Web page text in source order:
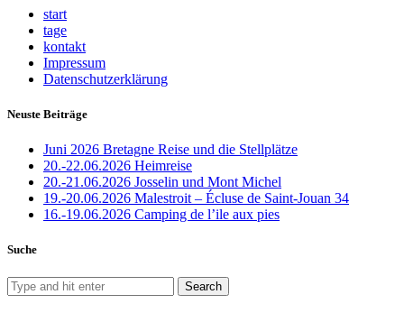
start
tage
kontakt
Impressum
Datenschutzerklärung
Neuste Beiträge
Juni 2026 Bretagne Reise und die Stellplätze
20.-22.06.2026 Heimreise
20.-21.06.2026 Josselin und Mont Michel
19.-20.06.2026 Malestroit – Écluse de Saint-Jouan 34
16.-19.06.2026 Camping de l’ile aux pies
Suche